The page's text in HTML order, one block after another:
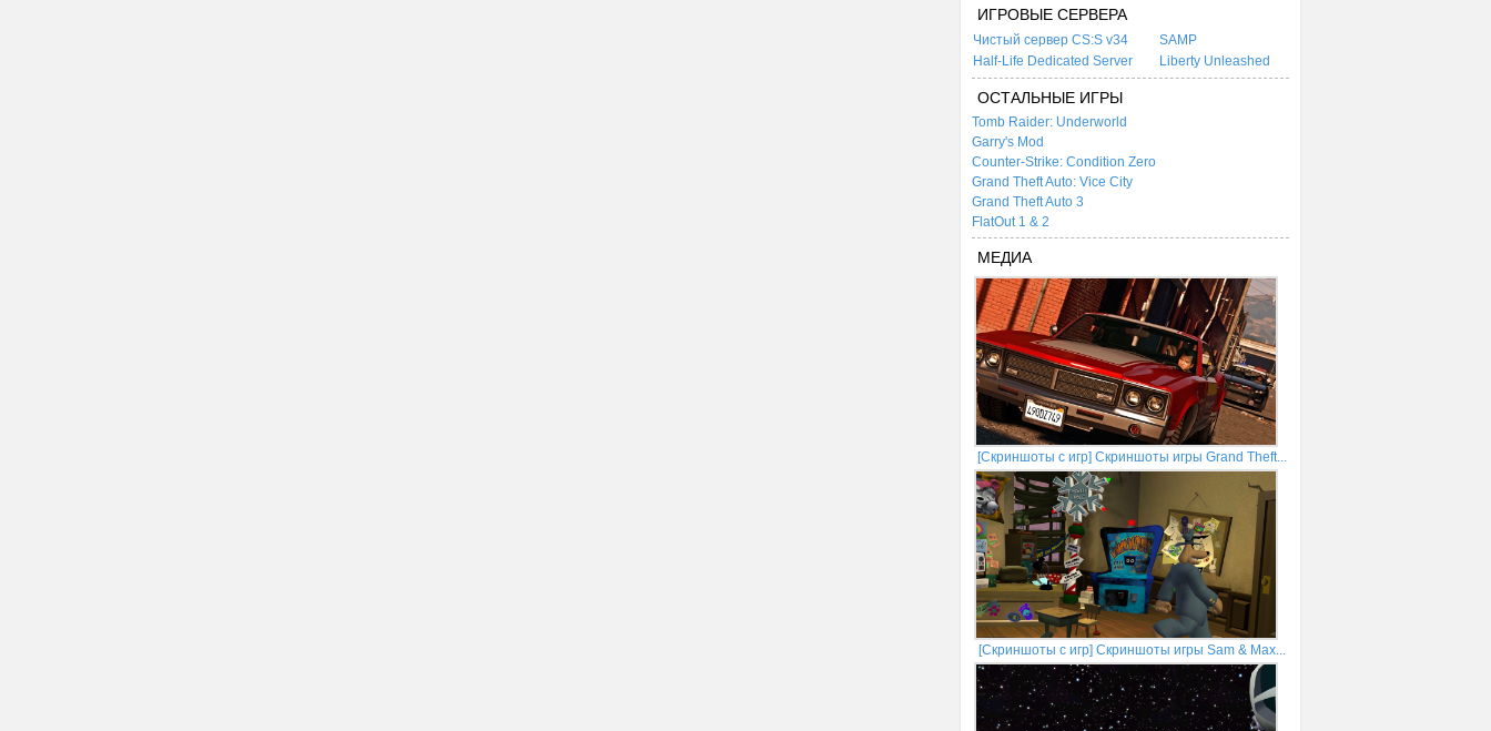
ИГРОВЫЕ СЕРВЕРА
Чистый сервер CS:S v34
SAMP
Half-Life Dedicated Server
Liberty Unleashed
ОСТАЛЬНЫЕ ИГРЫ
Tomb Raider: Underworld
Garry's Mod
Counter-Strike: Condition Zero
Grand Theft Auto: Vice City
Grand Theft Auto 3
FlatOut 1 & 2
МЕДИА
[Скриншоты с игр] Скриншоты игры Grand Theft...
[Скриншоты с игр] Скриншоты игры Sam & Max...